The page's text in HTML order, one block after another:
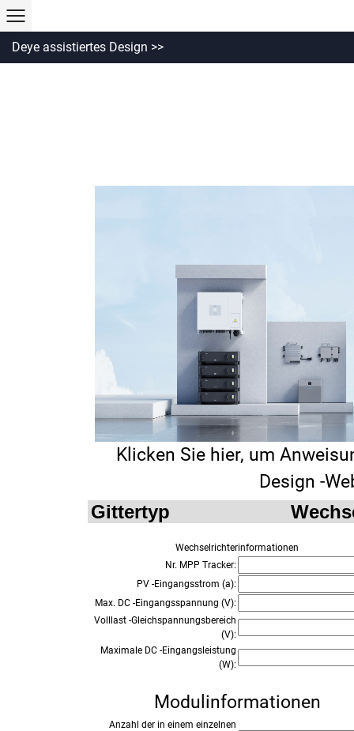
Deye assistiertes Design >>
Klicken Sie hier, um
Design -
Wechselrichterinformationen
Nr. MPP Tracker:
PV -Eingangsstrom (a):
Max. DC -Eingangsspannung (V):
Volllast -Gleichspannungsbereich
(V):
Maximale DC -Eingangsleistung
(W):
Modulinformationen
Anzahl der in einem einzelnen